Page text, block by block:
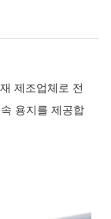
제조업체로 전
용지를 제공합